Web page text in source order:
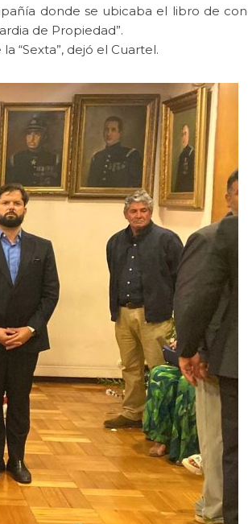
donde se ubicaba el libro de
de Propiedad”.
“Sexta”, dejó el Cuartel.